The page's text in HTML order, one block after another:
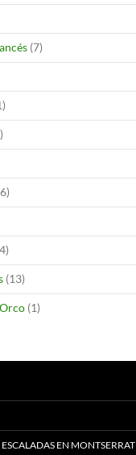
(7)
(13)
(1)
EN MONTSERRAT